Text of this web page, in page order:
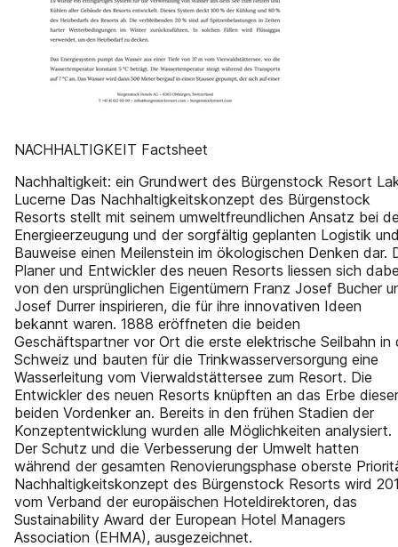
NACHHALTIGKEIT Factsheet
Nachhaltigkeit: ein Grundwert des Bürgenstock Resort
Lucerne Das Nachhaltigkeitskonzept des Bürgenstock
Resorts stellt mit seinem umweltfreundlichen Ansatz bei
Energieerzeugung und der sorgfältig geplanten Logistik
Bauweise einen Meilenstein im ökologischen Denken dar.
Planer und Entwickler des neuen Resorts liessen sich
von den ursprünglichen Eigentümern Franz Josef Bucher
Josef Durrer inspirieren, die für ihre innovativen Ideen
bekannt waren. 1888 eröffneten die beiden
Geschäftspartner vor Ort die erste elektrische Seilbahn in
Schweiz und bauten für die Trinkwasserversorgung eine
Wasserleitung vom Vierwaldstättersee zum Resort. Die
Entwickler des neuen Resorts knüpften an das Erbe dieser
beiden Vordenker an. Bereits in den frühen Stadien der
Konzeptentwicklung wurden alle Möglichkeiten analysiert.
Der Schutz und die Verbesserung der Umwelt hatten
während der gesamten Renovierungsphase oberste
Nachhaltigkeitskonzept des Bürgenstock Resorts wird
vom Verband der europäischen Hoteldirektoren, das
Sustainability Award der European Hotel Managers
Association (EHMA), ausgezeichnet.